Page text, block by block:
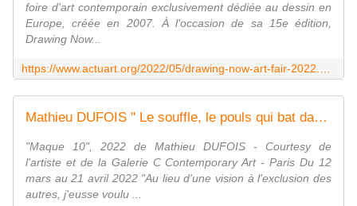
foire d'art contemporain exclusivement dédiée au dessin en
Europe, créée en 2007. À l'occasion de sa 15e édition,
Drawing Now...
Mathieu DUFOIS " Le souffle, le pouls qui bat dans ces figures " - ACTUART by Eric SIMON
"Maque 10", 2022 de Mathieu DUFOIS - Courtesy de
l'artiste et de la Galerie C Contemporary Art - Paris Du 12
mars au 21 avril 2022 "Au lieu d'une vision à l'exclusion des
autres, j'eusse voulu ...